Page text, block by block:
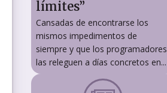
límites”
Cansadas de encontrarse los
mismos impedimentos de
siempre y que los programadores
las releguen a días concretos en...